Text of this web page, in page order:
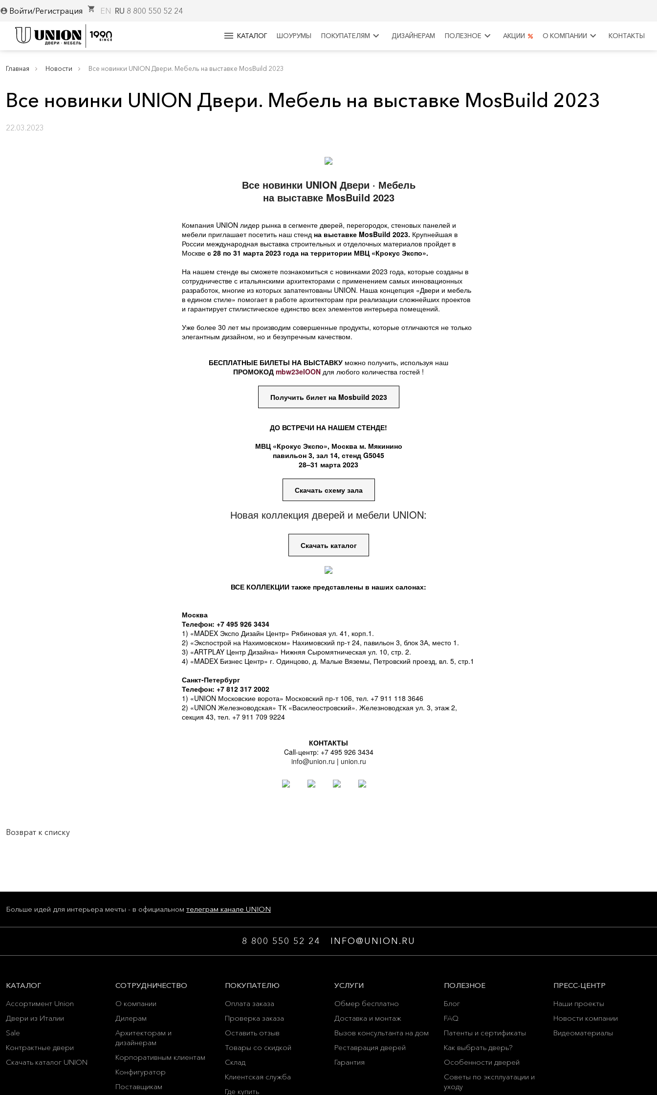
account_circle Войти/Регистрация shopping_cart EN RU 8 800 550 52 24
menu КАТАЛОГ ШОУРУМЫ ПОКУПАТЕЛЯМ keyboard_arrow_right ДИЗАЙНЕРАМ ПОЛЕЗНОЕ keyboard_arrow_right АКЦИИ О КОМПАНИИ keyboard_arrow_right КОНТАКТЫ
Главная Новости Все новинки UNION Двери. Мебель на выставке MosBuild 2023
Все новинки UNION Двери. Мебель на выставке MosBuild 2023
22.03.2023
Все новинки UNION Двери · Мебель
на выставке MosBuild 2023
Компания UNION лидер рынка в сегменте дверей, перегородок, стеновых панелей и
мебели приглашает посетить наш стенд на выставке MosBuild 2023. Крупнейшая в
России международная выставка строительных и отделочных материалов пройдет в
Москве с 28 по 31 марта 2023 года на территории МВЦ «Крокус Экспо».
На нашем стенде вы сможете познакомиться с новинками 2023 года, которые созданы в
сотрудничестве с итальянскими архитекторами с применением самых инновационных
разработок, многие из которых запатентованы UNION. Наша концепция «Двери и мебель
в едином стиле» помогает в работе архитекторам при реализации сложнейших проектов
и гарантирует стилистическое единство всех элементов интерьера помещений.
Уже более 30 лет мы производим совершенные продукты, которые отличаются не только
элегантным дизайном, но и безупречным качеством.
БЕСПЛАТНЫЕ БИЛЕТЫ НА ВЫСТАВКУ можно получить, используя наш
ПРОМОКОД mbw23eIOON для любого количества гостей !
Получить билет на Mosbuild 2023
ДО ВСТРЕЧИ НА НАШЕМ СТЕНДЕ!
МВЦ «Крокус Экспо», Москва м. Мякинино
павильон 3, зал 14, стенд G5045
28–31 марта 2023
Скачать схему зала
Новая коллекция дверей и мебели UNION:
Скачать каталог
ВСЕ КОЛЛЕКЦИИ также представлены в наших салонах:
Москва
Телефон: +7 495 926 3434
1) «MADEX Экспо Дизайн Центр» Рябиновая ул. 41, корп.1.
2) «Экспострой на Нахимовском» Нахимовский пр-т 24, павильон 3, блок 3А, место 1.
3) «ARTPLAY Центр Дизайна» Нижняя Сыромятническая ул. 10, стр. 2.
4) «MADEX Бизнес Центр» г. Одинцово, д. Малые Вяземы, Петровский проезд, вл. 5, стр.1
Санкт-Петербург
Телефон: +7 812 317 2002
1) «UNION Московские ворота» Московский пр-т 106, тел. +7 911 118 3646
2) «UNION Железноводская» ТК «Василеостровский». Железноводская ул. 3, этаж 2,
секция 43, тел. +7 911 709 9224
КОНТАКТЫ
Call-центр: +7 495 926 3434
info@union.ru | union.ru
Возврат к списку
Больше идей для интерьера мечты - в официальном телеграм канале UNION
8 800 550 52 24 INFO@UNION.RU
КАТАЛОГ
Ассортимент Union
Двери из Италии
Sale
Контрактные двери
Скачать каталог UNION
СОТРУДНИЧЕСТВО
О компании
Дилерам
Архитекторам и
дизайнерам
Корпоративным клиентам
Конфигуратор
Поставщикам
ПОКУПАТЕЛЮ
Оплата заказа
Проверка заказа
Оставить отзыв
Товары со скидкой
Склад
Клиентская служба
Где купить
УСЛУГИ
Обмер бесплатно
Доставка и монтаж
Вызов консультанта на дом
Реставрация дверей
Гарантия
ПОЛЕЗНОЕ
Блог
FAQ
Патенты и сертификаты
Как выбрать дверь?
Особенности дверей
Советы по эксплуатации и
уходу
ПРЕСС-ЦЕНТР
Наши проекты
Новости компании
Видеоматериалы